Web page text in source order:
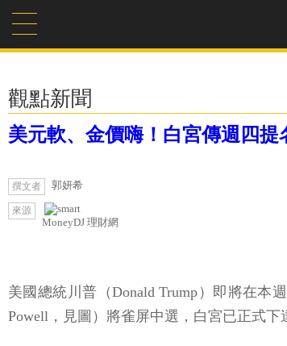
觀點新聞
美元軟、金價嗨！白宮傳週四提
撰文者 郭妍希
來源
MoneyDJ 理財網
美國總統川普（Donald Trump）即將在本
Powell，見圖）將雀屏中選，白宮已正式下